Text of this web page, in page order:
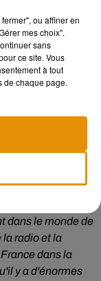
la plateforme
la
sur toutes
enceintes
de la radio, et ils
permettre
radios de
plus important
dans le monde de
la radio et la
dans la
y a d'énormes
ou affiner en
mes choix".
sans
ce site. Vous
à tout
de chaque page.